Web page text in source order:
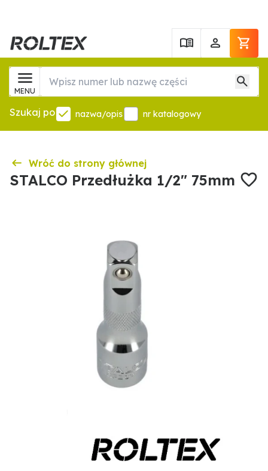
MENU
Szukaj po nazwa/opis nr katalogowy
Wróć do strony głównej
STALCO Przedłużka 1/2" 75mm